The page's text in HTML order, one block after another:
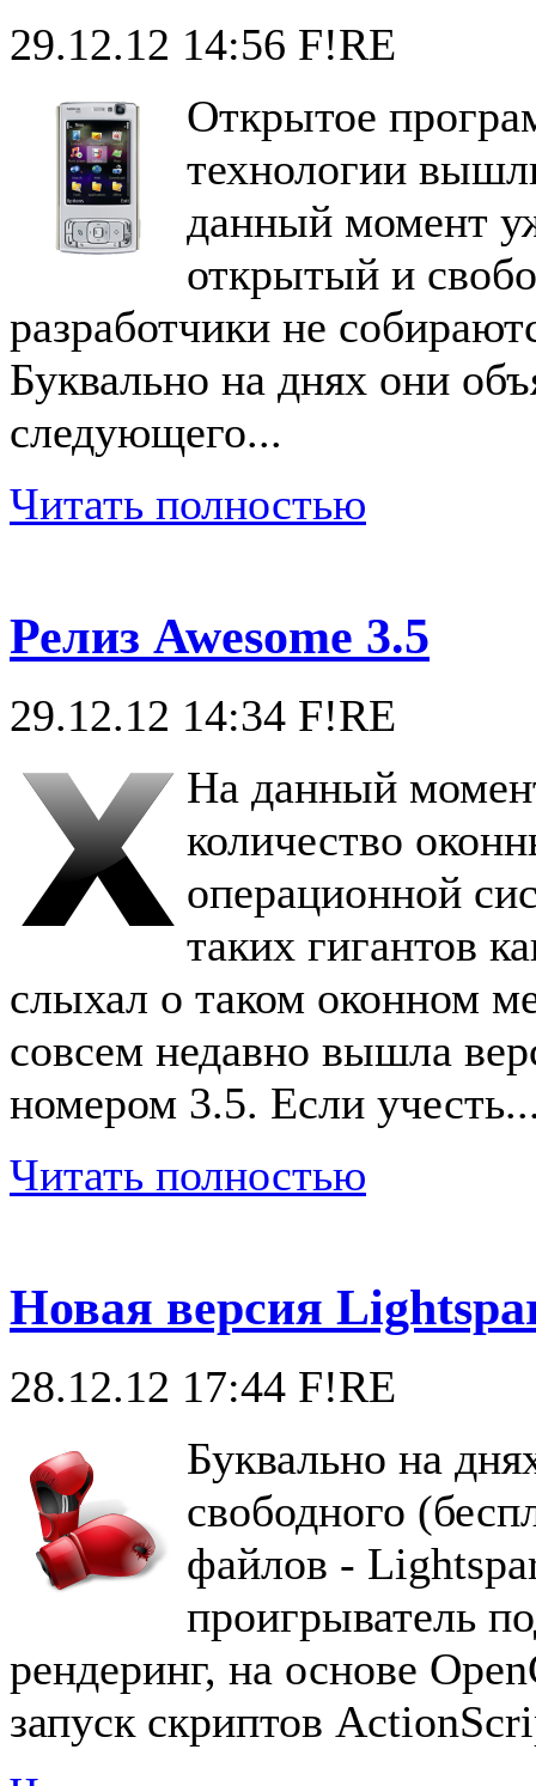
29.12.12 14:56 F!RE
Открытое
технологии
данный момент
открытый и
разработчики не
Буквально на днях они
следующего...
Читать полностью
Релиз Awesome 3.5
29.12.12 14:34 F!RE
На данный
количество
операционной
таких гигантов
слыхал о таком оконном
совсем недавно вышла
номером 3.5. Если
Читать полностью
Новая версия
28.12.12 17:44 F!RE
Буквально на
свободного
файлов -
проигрыватель
рендеринг, на основе
запуск скриптов